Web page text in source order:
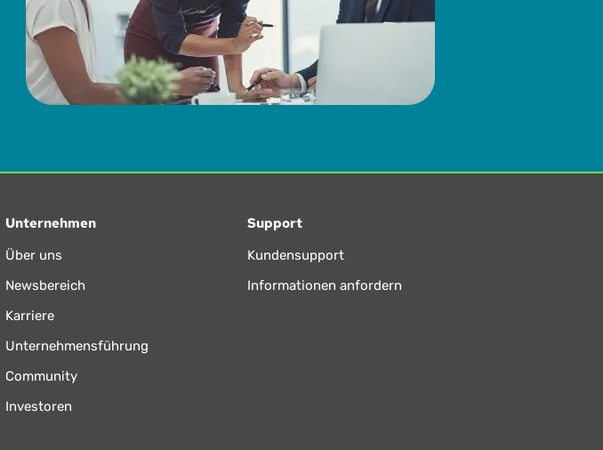
Unternehmen
Über uns
Newsbereich
Karriere
Unternehmensführung
Community
Investoren
Support
Kundensupport
Informationen anfordern